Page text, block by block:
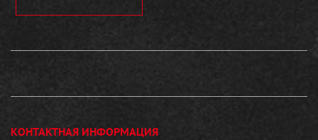
КОНТАКТНАЯ ИНФОРМАЦИЯ